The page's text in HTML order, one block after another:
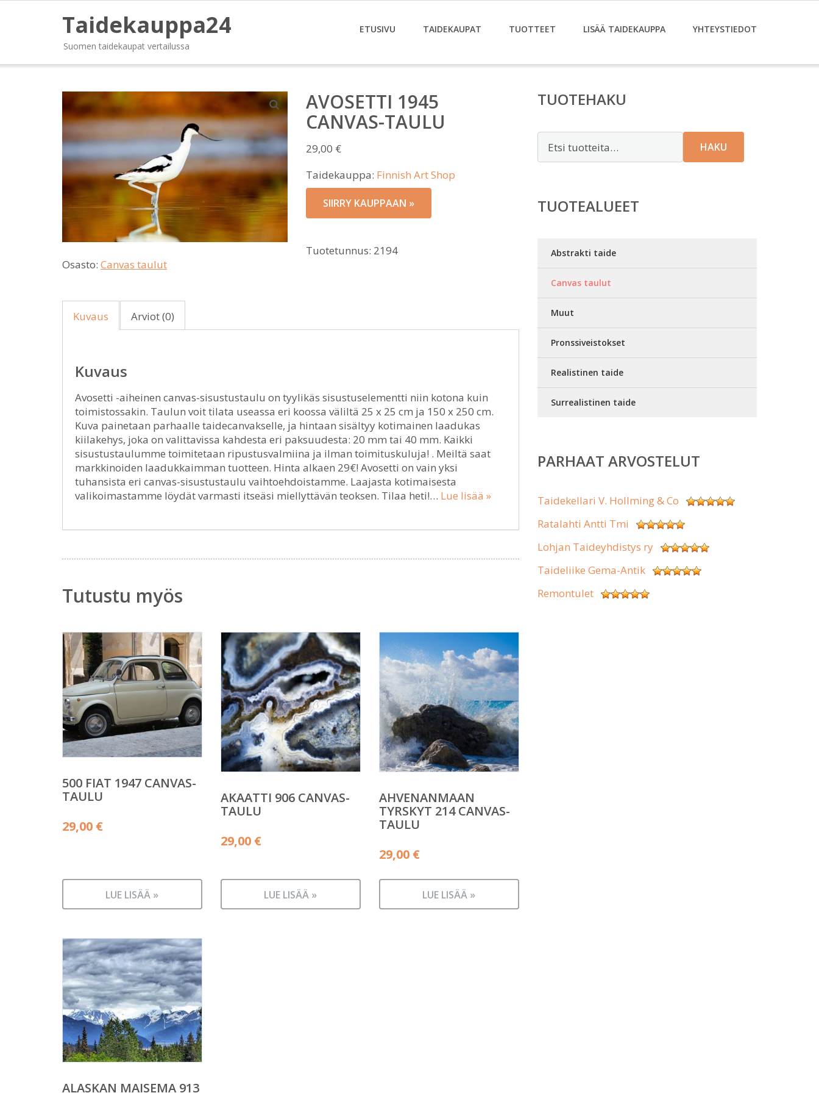
Taidekauppa24
Suomen taidekaupat vertailussa
ETUSIVU TAIDEKAUPAT TUOTTEET LISÄÄ TAIDEKAUPPA YHTEYSTIEDOT
AVOSETTI 1945
CANVAS-TAULU
29,00 €
Taidekauppa: Finnish Art Shop
SIIRRY KAUPPAAN »
Tuotetunnus: 2194
Osasto: Canvas taulut
Kuvaus Arviot (0)
Kuvaus
Avosetti -aiheinen canvas-sisustustaulu on tyylikäs sisustuselementti niin kotona kuin
toimistossakin. Taulun voit tilata useassa eri koossa väliltä 25 x 25 cm ja 150 x 250 cm.
Kuva painetaan parhaalle taidecanvakselle, ja hintaan sisältyy kotimainen laadukas
kiilakehys, joka on valittavissa kahdesta eri paksuudesta: 20 mm tai 40 mm. Kaikki
sisustustaulumme toimitetaan ripustusvalmiina ja ilman toimituskuluja! . Meiltä saat
markkinoiden laadukkaimman tuotteen. Hinta alkaen 29€! Avosetti on vain yksi
tuhansista eri canvas-sisustustaulu vaihtoehdoistamme. Laajasta kotimaisesta
valikoimastamme löydät varmasti itseäsi miellyttävän teoksen. Tilaa heti!… Lue lisää »
Tutustu myös
500 FIAT 1947 CANVAS-
TAULU
29,00 €
LUE LISÄÄ »
AKAATTI 906 CANVAS-
TAULU
29,00 €
LUE LISÄÄ »
AHVENANMAAN
TYRSKYT 214 CANVAS-
TAULU
29,00 €
LUE LISÄÄ »
ALASKAN MAISEMA 913
TUOTEHAKU
HAKU
TUOTEALUEET
Abstrakti taide
Canvas taulut
Muut
Pronssiveistokset
Realistinen taide
Surrealistinen taide
PARHAAT ARVOSTELUT
Taidekellari V. Hollming & Co
Ratalahti Antti Tmi
Lohjan Taideyhdistys ry
Taideliike Gema-Antik
Remontulet